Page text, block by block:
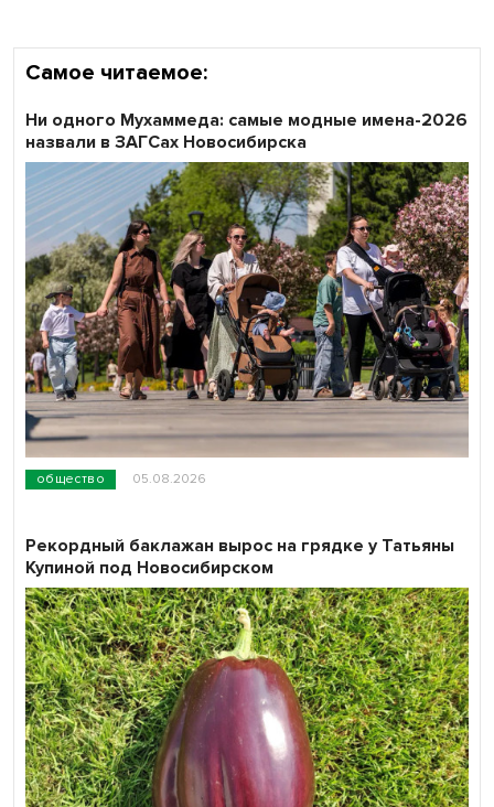
Самое читаемое:
общество 05.08.2026
Ни одного Мухаммеда: самые модные имена-2026
назвали в ЗАГСах Новосибирска
Рекордный баклажан вырос на грядке у Татьяны
Купиной под Новосибирском